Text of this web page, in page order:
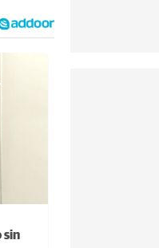
sin